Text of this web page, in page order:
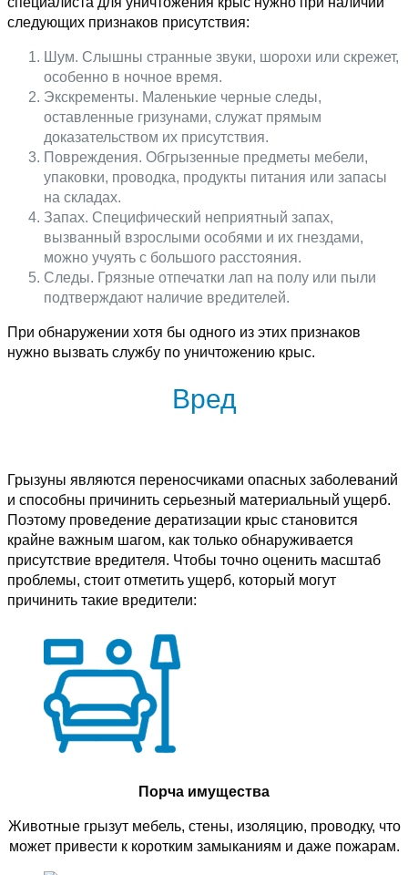
следующих признаков присутствия:
Шум. Слышны странные звуки, шорохи или скрежет,
особенно в ночное время.
Экскременты. Маленькие черные следы,
оставленные гризунами, служат прямым
доказательством их присутствия.
Повреждения. Обгрызенные предметы мебели,
упаковки, проводка, продукты питания или запасы
на складах.
Запах. Специфический неприятный запах,
вызванный взрослыми особями и их гнездами,
можно учуять с большого расстояния.
Следы. Грязные отпечатки лап на полу или пыли
подтверждают наличие вредителей.
При обнаружении хотя бы одного из этих признаков
нужно вызвать службу по уничтожению крыс.
Вред
Грызуны являются переносчиками опасных заболеваний
и способны причинить серьезный материальный ущерб.
Поэтому проведение дератизации крыс становится
крайне важным шагом, как только обнаруживается
присутствие вредителя. Чтобы точно оценить масштаб
проблемы, стоит отметить ущерб, который могут
причинить такие вредители:
Порча имущества
Животные грызут мебель, стены, изоляцию, проводку, что
может привести к коротким замыканиям и даже пожарам.